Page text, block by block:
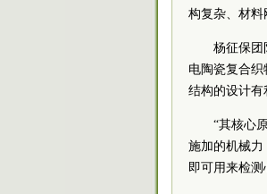
构复杂、材料
杨征保团
电陶瓷复合
结构的设计有
“其核心
施加的机械力
即可用来检